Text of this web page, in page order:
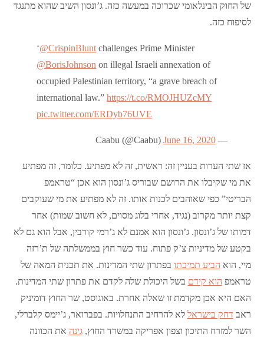
של החוק הבינלאומי שכרוכה במעשה כזה. ג’ונסון השיב שהוא מתנגד
לסיפוח כזה.
‘@CrispinBlunt challenges Prime Minister
@BorisJohnson on illegal Israeli annexation of
occupied Palestinian territory, “a grave breach of
international law.”https://t.co/RMOJHUZcMY
pic.twitter.com/ERDyb76UVE
— Caabu (@Caabu)
June 16, 2020
אז שתי הערות בעניין זה: ראשית, זה לא מפתיע. כלומר, זה מפתיע
את מי שקיבלו את הרושם שבוריס ג’ונסון הוא אכן “טראמפ
הבריטי” כפי שאוהבים לכנות אותו. זה לא מפתיע את מי שעוקבים
קצת יותר מקרוב (נגיד, אחרי בלוג מסוים, לא חשוב שמות) אחר
דמותו של ג’ונסון. ג’ונסון הוא אמנם לא ג’רמי קורבין, אבל הוא גם לא
בקטע של מדיניות צ’ק פתוח. עוד כשר חוץ בממשלתה של ת’רזה
מיי, הוא הביע תמיכתו בפתרון שתי המדינות. את תכנית המאה של
טראמפ הוא קידם בשל היכולת שלה לקדם את פתרון שתי המדינות.
האם היא אכן מקדמת זו שאלה אחרת. באוגוסט, שר החוץ דומיניק
ראב דחק בישראל לא להרחיב התנחלויות. בפברואר, ג’יימס קלברלי,
השר למזרח התיכון וצפון אפריקה במשרד החוץ,גינה את הכוונה